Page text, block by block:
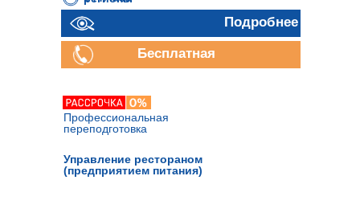
Подробнее
Бесплатная
Управление рестораном
(предприятием питания)
Профессиональная
переподготовка